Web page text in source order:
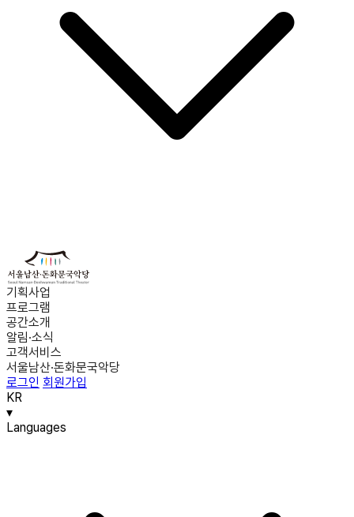
기획사업
프로그램
공간소개
알림·소식
고객서비스
서울남산·돈화문국악당
로그인 회원가입
KR
▾
Languages